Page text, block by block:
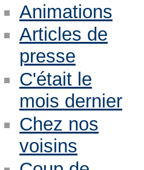
Animations
Articles de
presse
C'était le
mois dernier
Chez nos
voisins